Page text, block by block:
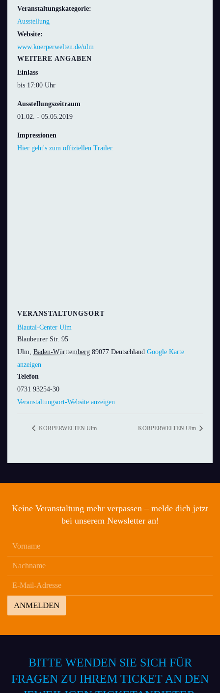
Veranstaltungskategorie:
Ausstellung
Website:
www.koerperwelten.de/ulm
WEITERE ANGABEN
Einlass
bis 17:00 Uhr
Ausstellungszeitraum
01.02. - 05.05.2019
Impressionen
Hier geht's zum offiziellen Trailer.
VERANSTALTUNGSORT
Blautal-Center Ulm
Blaubeurer Str. 95
Ulm Baden-Württemberg 89077 Deutschland Google Karte
anzeigen
Telefon
0731 93254-30
Veranstaltungsort-Website anzeigen
KÖRPERWELTEN Ulm KÖRPERWELTEN Ulm
Keine Veranstaltung mehr verpassen – melde dich jetzt
bei unserem Newsletter an!
ANMELDEN
BITTE WENDEN SIE SICH FÜR
FRAGEN ZU IHREM TICKET AN DEN